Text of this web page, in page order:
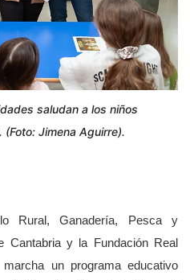
saludan a los niños
Jimena Aguirre).
Rural, Ganadería, Pesca y
Cantabria y la Fundación Real
un programa educativo